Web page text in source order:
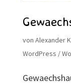
von Alexander
WordPress /